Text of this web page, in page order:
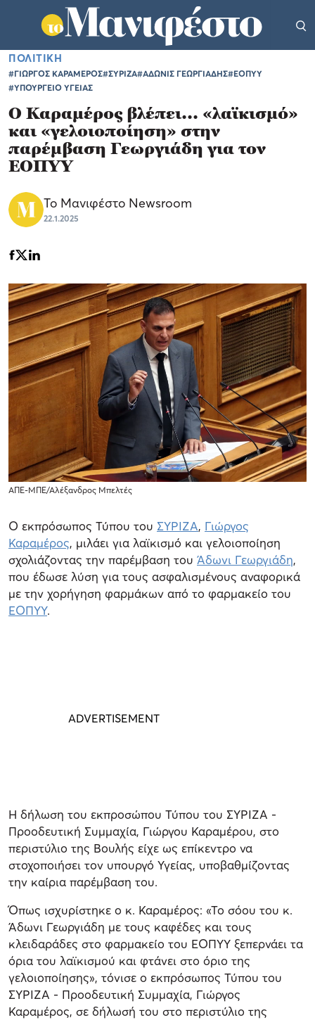
ΠΟΛΙΤΙΚΗ
#ΓΙΩΡΓΟΣ ΚΑΡΑΜΕΡΟΣ#ΣΥΡΙΖΑ#ΑΔΩΝΙΣ ΓΕΩΡΓΙΑΔΗΣ#ΕΟΠΥΥ
#ΥΠΟΥΡΓΕΙΟ ΥΓΕΙΑΣ
O Καραμέρος βλέπει... «λαϊκισμό»
και «γελοιοποίηση» στην
παρέμβαση Γεωργιάδη για τον
ΕΟΠΥΥ
Το Μανιφέστο Newsroom
22.1.2025
ΑΠΕ-ΜΠΕ/Αλέξανδρος Μπελτές
Ο εκπρόσωπος Τύπου του ΣΥΡΙΖΑ, Γιώργος
Καραμέρος, μιλάει για λαϊκισμό και γελοιοποίηση
σχολιάζοντας την παρέμβαση του Άδωνι Γεωργιάδη,
που έδωσε λύση για τους ασφαλισμένους αναφορικά
με την χορήγηση φαρμάκων από το φαρμακείο του
ΕΟΠΥΥ.
Η δήλωση του εκπροσώπου Τύπου του ΣΥΡΙΖΑ -
Προοδευτική Συμμαχία, Γιώργου Καραμέρου, στο
περιστύλιο της Βουλής είχε ως επίκεντρο να
στοχοποιήσει τον υπουργό Υγείας, υποβαθμίζοντας
την καίρια παρέμβαση του.
Όπως ισχυρίστηκε ο κ. Καραμέρος: «Το σόου του κ.
Άδωνι Γεωργιάδη με τους καφέδες και τους
κλειδαράδες στο φαρμακείο του ΕΟΠΥΥ ξεπερνάει τα
όρια του λαϊκισμού και φτάνει στο όριο της
γελοιοποίησης», τόνισε ο εκπρόσωπος Τύπου του
ΣΥΡΙΖΑ - Προοδευτική Συμμαχία, Γιώργος
Καραμέρος, σε δήλωσή του στο περιστύλιο της